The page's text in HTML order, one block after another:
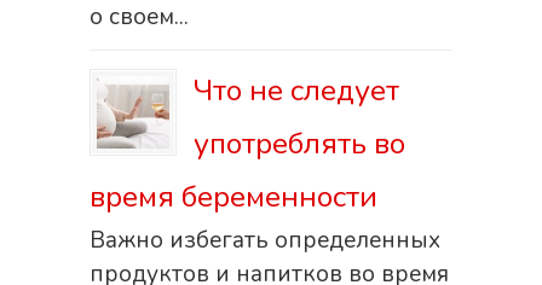
о своем...
Что не следует
употреблять во
время беременности
Важно избегать определенных
продуктов и напитков во время